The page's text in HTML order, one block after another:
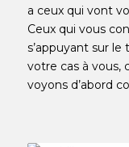
a ceux qui vont
Ceux qui vous
s’appuyant sur
votre cas à vous,
voyons d’abord